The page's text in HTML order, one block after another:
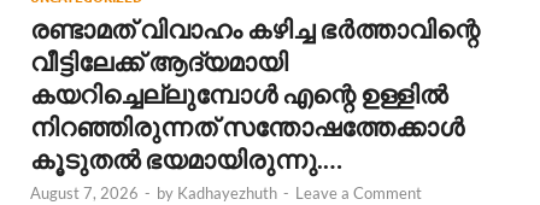
രണ്ടാമത് വിവാഹം കഴിച്ച ഭർത്താവിന്റെ
വീട്ടിലേക്ക് ആദ്യമായി
കയറിച്ചെല്ലുമ്പോൾ എന്റെ ഉള്ളിൽ
നിറഞ്ഞിരുന്നത് സന്തോഷത്തേക്കാൾ
കൂടുതൽ ഭയമായിരുന്നു.…
August 7, 2026 - by Kadhayezhuth - Leave a Comment